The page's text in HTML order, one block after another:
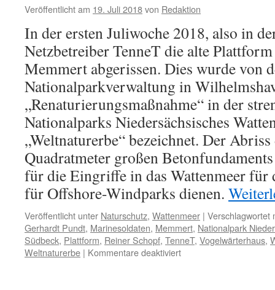
Veröffentlicht am 19. Juli 2018von Redaktion
In der ersten Juliwoche 2018, also in
Netzbetreiber TenneT die alte
Memmert abgerissen. Dies wurde von
Nationalparkverwaltung in
„Renaturierungsmaßnahme“ in der
Nationalparks Niedersächsisches
„Weltnaturerbe“ bezeichnet. Der
Quadratmeter großen
für die Eingriffe in das Wattenmeer für
für Offshore-Windparks dienen.
Veröffentlicht unter Naturschutz, Wattenmeer | Verschlagwortet
Gerhardt Pundt, Marinesoldaten, Memmert, Nationalpark
Südbeck, Plattform, Reiner Schopf, TenneT, Vogelwärterhaus,
Weltnaturerbe | Kommentare deaktiviertfür